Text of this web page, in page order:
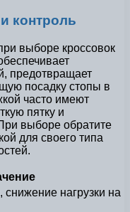
контроль
выборе кроссовок
предотвращает
посадку стопы в
часто имеют
пятку и
выборе обратите
для своего типа
нагрузки на